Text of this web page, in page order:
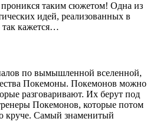
таким сюжетом! Одна из
идей, реализованных в
кажется…
по вымышленной вселенной,
Покемоны. Покемонов можно
разговаривают. Их берут под
Покемонов, которые потом
круче. Самый знаменитый